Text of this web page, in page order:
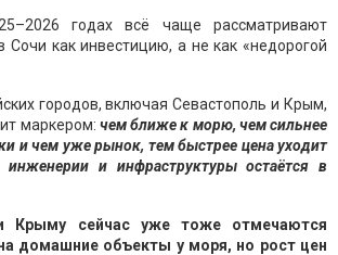
годах всё чаще рассматривают
Сочи как инвестицию, а не как «недорогой
городов, включая Севастополь и Крым,
маркером: чем ближе к морю, чем сильнее
и чем уже рынок, тем быстрее цена уходит
инженерии и инфраструктуры остаётся в
Крыму сейчас уже тоже отмечаются
домашние объекты у моря, но рост цен